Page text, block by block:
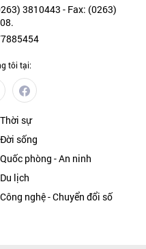
3810443 - Fax: (0263)
tôi tại:
Thời sự
Đời sống
Quốc phòng - An ninh
Du lịch
Công nghệ - Chuyển đổi số